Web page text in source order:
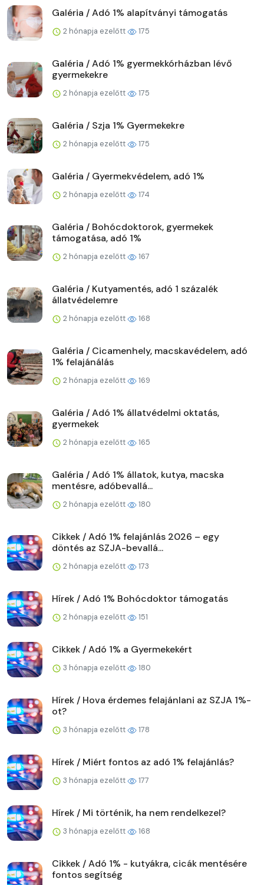
Galéria / Adó 1% alapítványi támogatás
2 hónapja ezelőtt 175
Galéria / Adó 1% gyermekkórházban lévő
gyermekekre
2 hónapja ezelőtt 175
Galéria / Szja 1% Gyermekekre
2 hónapja ezelőtt 175
Galéria / Gyermekvédelem, adó 1%
2 hónapja ezelőtt 174
Galéria / Bohócdoktorok, gyermekek
támogatása, adó 1%
2 hónapja ezelőtt 167
Galéria / Kutyamentés, adó 1 százalék
állatvédelemre
2 hónapja ezelőtt 168
Galéria / Cicamenhely, macskavédelem, adó
1% felajánálás
2 hónapja ezelőtt 169
Galéria / Adó 1% állatvédelmi oktatás,
gyermekek
2 hónapja ezelőtt 165
Galéria / Adó 1% állatok, kutya, macska
mentésre, adóbevallá...
2 hónapja ezelőtt 180
Cikkek / Adó 1% felajánlás 2026 – egy
döntés az SZJA-bevallá...
2 hónapja ezelőtt 173
Hírek / Adó 1% Bohócdoktor támogatás
2 hónapja ezelőtt 151
Cikkek / Adó 1% a Gyermekekért
3 hónapja ezelőtt 180
Hírek / Hova érdemes felajánlani az SZJA 1%-
ot?
3 hónapja ezelőtt 178
Hírek / Miért fontos az adó 1% felajánlás?
3 hónapja ezelőtt 177
Hírek / Mi történik, ha nem rendelkezel?
3 hónapja ezelőtt 168
Cikkek / Adó 1% - kutyákra, cicák mentésére
fontos segítség